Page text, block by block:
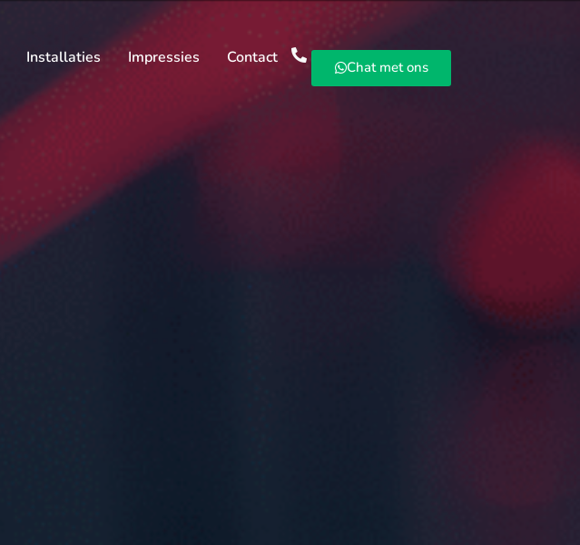
Installaties Impressies Contact Chat met ons